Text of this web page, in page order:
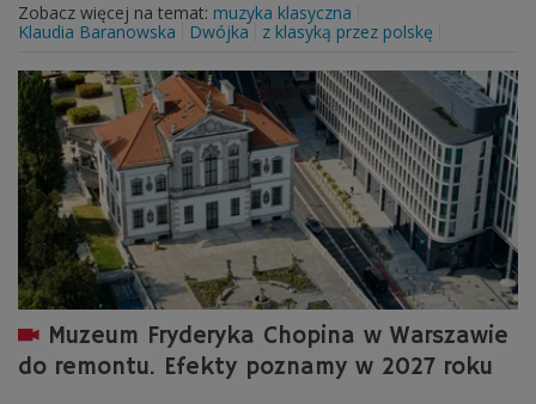
Zobacz więcej na temat: muzyka klasyczna
Klaudia Baranowska
Dwójka z klasyką przez polskę
Muzeum Fryderyka Chopina w Warszawie
do remontu. Efekty poznamy w 2027 roku